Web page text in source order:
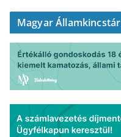
Magyar Államkincstár